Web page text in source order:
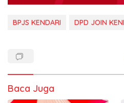
BPJS KENDARI DPD JOIN
Baca Juga